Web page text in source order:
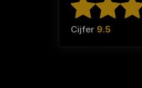
Cijfer 9.5